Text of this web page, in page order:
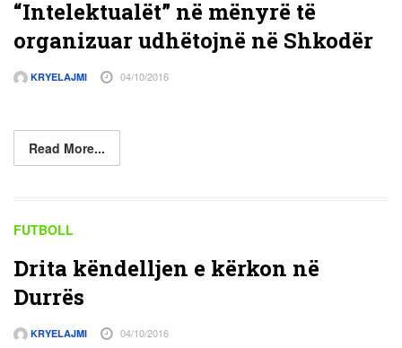
“Intelektualët” në mënyrë të
organizuar udhëtojnë në Shkodër
KRYELAJMI 04/10/2016
Read More...
FUTBOLL
Drita këndelljen e kërkon në
Durrës
KRYELAJMI 04/10/2016